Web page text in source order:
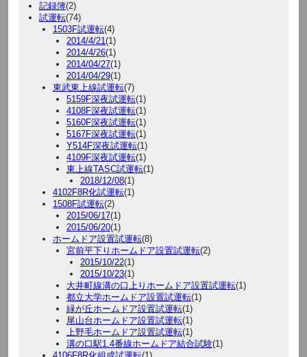
記録簿(2)
試運転(74)
1503F試運転(4)
2014/4/21(1)
2014/4/26(1)
2014/04/27(1)
2014/04/29(1)
東武東上線試運転(7)
5159F深夜試運転(1)
4108F深夜試運転(1)
5160F深夜試運転(1)
5167F深夜試運転(1)
Y514F深夜試運転(1)
4109F深夜試運転(1)
東上線TASC試運転(1)
2018/12/08(1)
4102F8R化試運転(1)
1508F試運転(2)
2015/06/17(1)
2015/06/20(1)
ホームドア設置試運転(8)
宮前平下りホームドア設置試運転(2)
2015/10/22(1)
2015/10/23(1)
大井町線溝の口上りホームドア設置試運転(1)
都立大学ホームドア設置試運転(1)
緑が丘ホームドア設置試運転(1)
尾山台ホームドア設置試運転(1)
上野毛ホームドア設置試運転(1)
溝の口駅1.4番線ホームドア結合試験(1)